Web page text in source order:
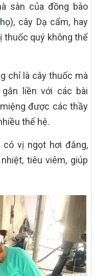
sàn của đồng bào
), cây Dạ cẩm, hay
thuốc quý không thể
chỉ là cây thuốc mà
gắn liền với các bài
được các thầy
thế hệ.
có vị ngọt hơi đắng,
tiêu viêm, giúp